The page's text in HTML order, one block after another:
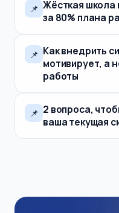
📌 Жёсткая школа
за 80% плана
📌 Как внедрить
мотивирует, а
работы
📌 2 вопроса,
ваша текущая